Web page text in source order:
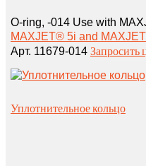
O‑ring, ‑014 Use with
MAXJET® 5i and
Арт. 11679‑014 Запросить
Уплотнительное кольцо